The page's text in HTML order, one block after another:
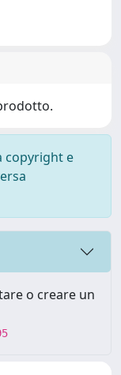
copyright e
o creare un